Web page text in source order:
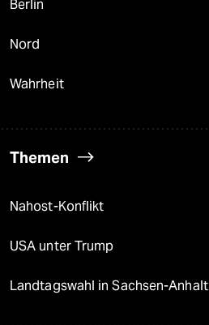
Berlin
Nord
Wahrheit
Themen
Nahost-Konflikt
USA unter Trump
Landtagswahl in Sachsen-Anhalt